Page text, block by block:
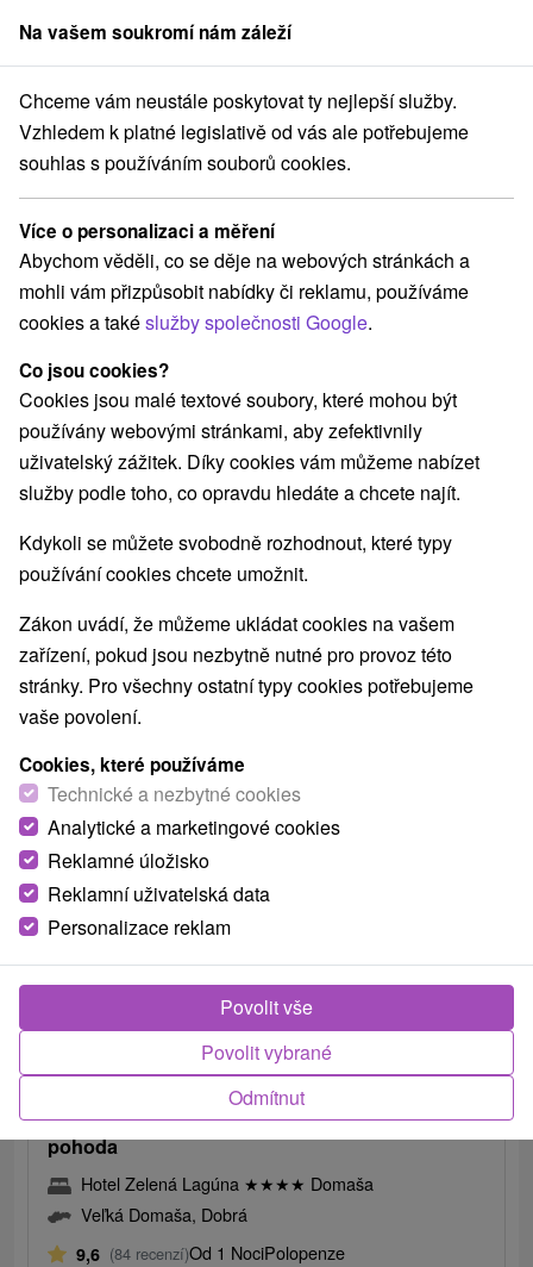
člen skupinySorger
Pobyty na Slovensku Víkendové pobyty Slanské vrchy
Víkendové pobyty Slanské vrchy
Kategorie
Všechny kategorie
Pobyty v akci(1)
Wellness pobyty(3) Víkendové pobyty(2)
Romantické pobyty
Vyberte lokalitu nebo termín
Nejprodávanější
Obce a města
pro dva Veľká Domaša, Dobrá(2)
od
/noc/osoba
Wellness pobyt u Domaše: Relax, příroda a
pohoda
Hotel Zelená Lagúna ★★★★ Domaša
Veľká Domaša, Dobrá
9,6 (84 recenzí)Od 1 NociPolopenze
Na vašem soukromí nám záleží
Chceme vám neustále poskytovat ty nejlepší služby.
Vzhledem k platné legislativě od vás ale potřebujeme
souhlas s používáním souborů cookies.
Více o personalizaci a měření
Abychom věděli, co se děje na webových stránkách a
mohli vám přizpůsobit nabídky či reklamu, používáme
cookies a takéslužby společnosti Google.
Co jsou cookies?
Cookies jsou malé textové soubory, které mohou být
používány webovými stránkami, aby zefektivnily
uživatelský zážitek. Díky cookies vám můžeme nabízet
služby podle toho, co opravdu hledáte a chcete najít.
Kdykoli se můžete svobodně rozhodnout, které typy
používání cookies chcete umožnit.
Zákon uvádí, že můžeme ukládat cookies na vašem
zařízení, pokud jsou nezbytně nutné pro provoz této
stránky. Pro všechny ostatní typy cookies potřebujeme
vaše povolení.
Cookies, které používáme
Technické a nezbytné cookies
Analytické a marketingové cookies
Reklamné úložisko
Reklamní uživatelská data
Personalizace reklam
Odmítnut
Povolit vybrané
Povolit vše